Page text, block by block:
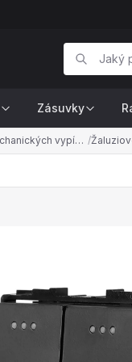
Zásuvky
Moduly mechanických vypínačů /